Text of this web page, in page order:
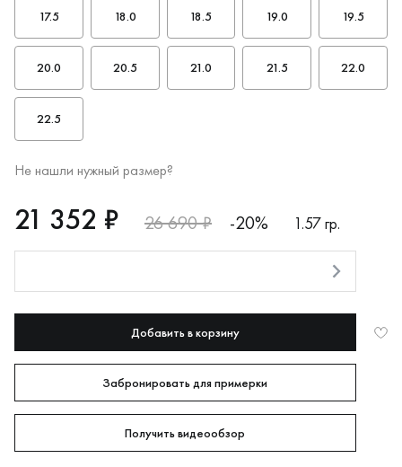
17.5 18.0 18.5 19.0 19.5
20.0 20.5 21.0 21.5 22.0
22.5
Не нашли нужный размер?
RUB
21352
21 352 ₽ 26 690 ₽ -20%
1.57 гр.
Добавить в корзину
Забронировать для примерки
Получить видеообзор